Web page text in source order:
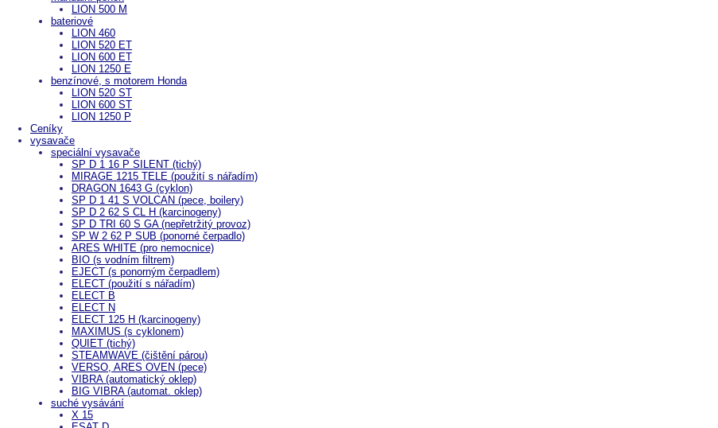
LION 500 M
bateriové
LION 460
LION 520 ET
LION 600 ET
LION 1250 E
benzínové, s motorem Honda
LION 520 ST
LION 600 ST
LION 1250 P
Ceníky
vysavače
speciální vysavače
SP D 1 16 P SILENT (tichý)
MIRAGE 1215 TELE (použití s nářadím)
DRAGON 1643 G (cyklon)
SP D 1 41 S VOLCAN (pece, boilery)
SP D 2 62 S CL H (karcinogeny)
SP D TRI 60 S GA (nepřetržitý provoz)
SP W 2 62 P SUB (ponorné čerpadlo)
ARES WHITE (pro nemocnice)
BIO (s vodním filtrem)
EJECT (s ponorným čerpadlem)
ELECT (použití s nářadím)
ELECT B
ELECT N
ELECT 125 H (karcinogeny)
MAXIMUS (s cyklonem)
QUIET (tichý)
STEAMWAVE (čištění párou)
VERSO, ARES OVEN (pece)
VIBRA (automatický oklep)
BIG VIBRA (automat. oklep)
suché vysávání
X 15